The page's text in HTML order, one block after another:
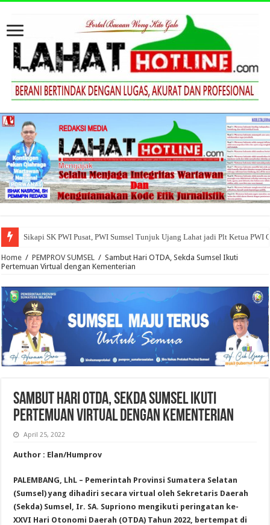
Sikapi SK PWI Pusat, PWI Sumsel Tunjuk Ujang Lahat jadi Plt Ketua PWI
Home / PEMPROV SUMSEL / Sambut Hari OTDA, Sekda Sumsel Ikuti
Pertemuan Virtual dengan Kementerian
Sambut Hari OTDA, Sekda Sumsel Ikuti
Pertemuan Virtual dengan Kementerian
April 25, 2022
Author : Elan/Humprov
PALEMBANG, LhL – Pemerintah Provinsi Sumatera Selatan
(Sumsel) yang dihadiri secara virtual oleh Sekretaris Daerah
(Sekda) Sumsel, Ir. SA. Supriono mengikuti peringatan ke-
XXVI Hari Otonomi Daerah (OTDA) Tahun 2022, bertempat di